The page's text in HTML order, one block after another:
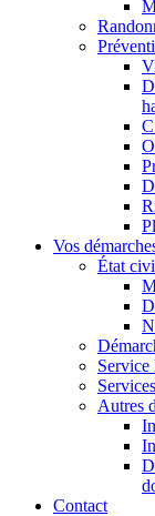
Vos
État
Service
Autres
Contact